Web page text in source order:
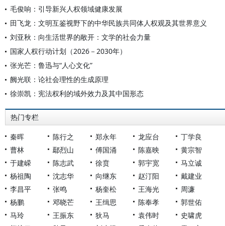
毛俊响：引导新兴人权领域健康发展
田飞龙：文明互鉴视野下的中华民族共同体人权观及其世界意义
刘亚秋：向生活世界的敞开：文学的社会力量
国家人权行动计划（2026－2030年）
张光芒：鲁迅与“人心文化”
阙光联：论社会理性的生成原理
徐崇凯：宪法权利的域外效力及其中国形态
热门专栏
秦晖 陈行之 郑永年 龙应台
丁学良
曹林
鄢烈山 傅国涌 陈嘉映
黄宗智
于建嵘
陈志武 徐贲 郭宇宽
马立诚
杨祖陶
沈志华 向继东 赵汀阳
戴建业
李昌平
张鸣 杨奎松 王海光
周濂
杨鹏
邓晓芒 王缉思 陈奉孝
郭世佑
马玲
王振东 狄马 袁伟时
史啸虎